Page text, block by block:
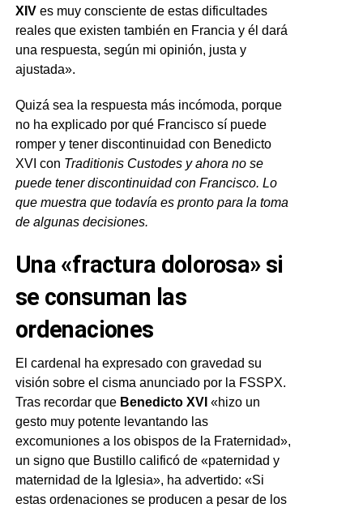
XIVes muy consciente de estas dificultades
reales que existen también en Francia y él dará
una respuesta, según mi opinión, justa y
ajustada».
Quizá sea la respuesta más incómoda, porque
no ha explicado por qué Francisco sí puede
romper y tener discontinuidad con Benedicto
XVI con Traditionis Custodesy ahora no se
puede tener discontinuidad con Francisco. Lo
que muestra que todavía es pronto para la toma
de algunas decisiones.
Una «fractura dolorosa» si
se consuman las
ordenaciones
El cardenal ha expresado con gravedad su
visión sobre el cisma anunciado por la FSSPX.
Tras recordar que Benedicto XVI «hizo un
gesto muy potente levantando las
excomuniones a los obispos de la Fraternidad»,
un signo que Bustillo calificó de «paternidad y
maternidad de la Iglesia», ha advertido: «Si
estas ordenaciones se producen a pesar de los